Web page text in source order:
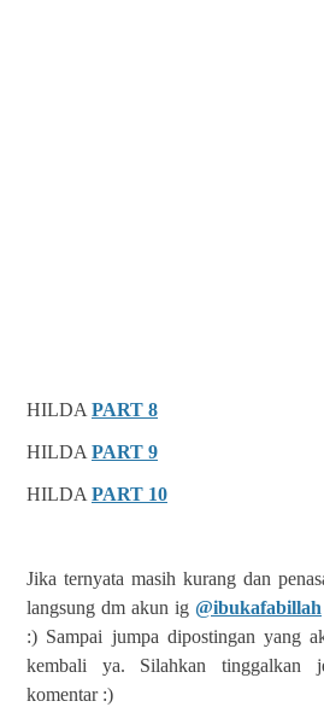
HILDA PART 8
HILDA PART 9
HILDA PART 10
Jika ternyata masih kurang dan
langsung dm akun ig @ibukafabillah
:) Sampai jumpa dipostingan yang
kembali ya. Silahkan tinggalkan
komentar :)